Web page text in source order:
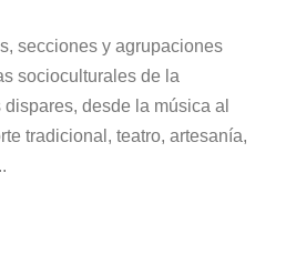
secciones y agrupaciones
socioculturales de la
desde la música al
tradicional, teatro, artesanía,